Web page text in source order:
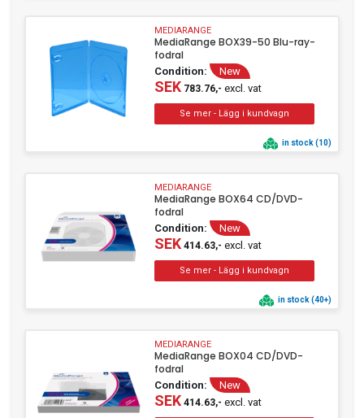
MEDIARANGE
MediaRange BOX39-50 Blu-ray-
fodral
Condition: New
SEK783.76,- excl. vat
in stock (10)
MEDIARANGE
MediaRange BOX64 CD/DVD-
fodral
Condition: New
SEK414.63,- excl. vat
in stock (40+)
MEDIARANGE
MediaRange BOX04 CD/DVD-
fodral
Condition: New
SEK414.63,- excl. vat